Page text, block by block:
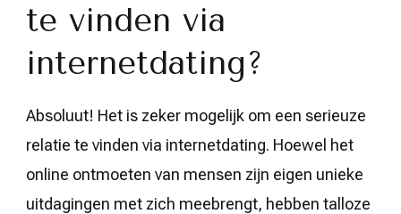
te vinden via
internetdating?
Absoluut! Het is zeker mogelijk om een serieuze
relatie te vinden via internetdating. Hoewel het
online ontmoeten van mensen zijn eigen unieke
uitdagingen met zich meebrengt, hebben talloze